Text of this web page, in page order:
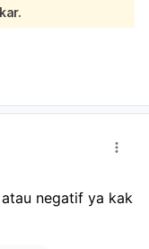
negatif ya kak